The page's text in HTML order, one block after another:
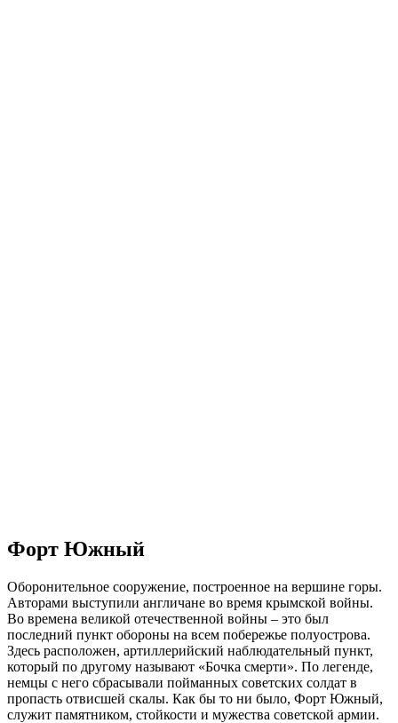
Форт Южный
Оборонительное сооружение, построенное на вершине горы.
Авторами выступили англичане во время крымской войны.
Во времена великой отечественной войны – это был
последний пункт обороны на всем побережье полуострова.
Здесь расположен, артиллерийский наблюдательный пункт,
который по другому называют «Бочка смерти». По легенде,
немцы с него сбрасывали пойманных советских солдат в
пропасть отвисшей скалы. Как бы то ни было, Форт Южный,
служит памятником, стойкости и мужества советской армии.